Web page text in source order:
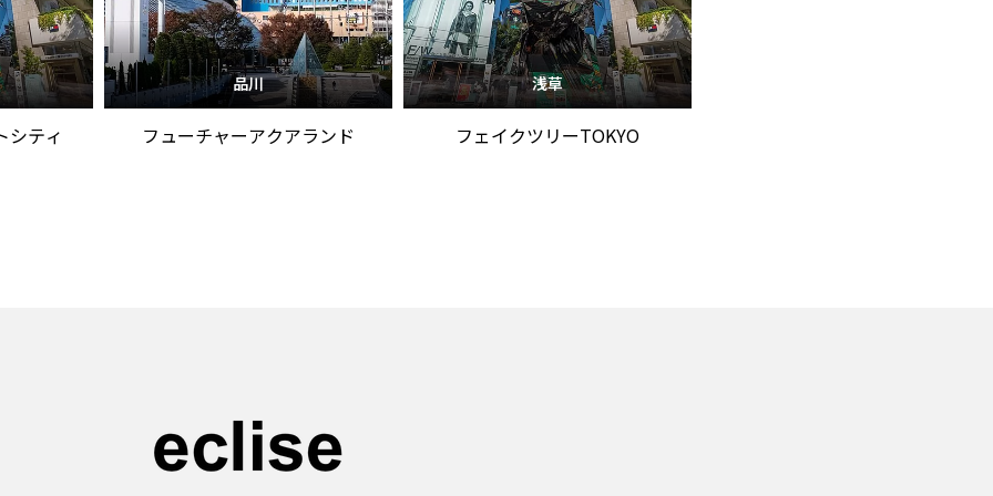
シティ
品川
フューチャーアクアランド
浅草
フェイクツリーTOKYO